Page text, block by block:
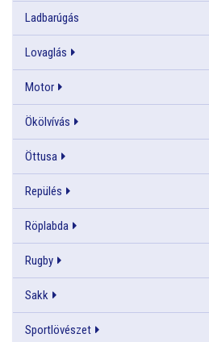
Ladbarúgás
Lovaglás
Motor
Ökölvívás
Öttusa
Repülés
Röplabda
Rugby
Sakk
Sportlövészet